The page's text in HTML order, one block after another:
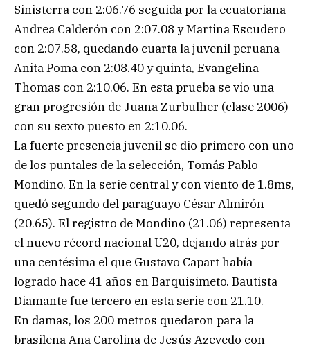
Sinisterra con 2:06.76 seguida por la ecuatoriana
Andrea Calderón con 2:07.08 y Martina Escudero
con 2:07.58, quedando cuarta la juvenil peruana
Anita Poma con 2:08.40 y quinta, Evangelina
Thomas con 2:10.06. En esta prueba se vio una
gran progresión de Juana Zurbulher (clase 2006)
con su sexto puesto en 2:10.06.
La fuerte presencia juvenil se dio primero con uno
de los puntales de la selección, Tomás Pablo
Mondino. En la serie central y con viento de 1.8ms,
quedó segundo del paraguayo César Almirón
(20.65). El registro de Mondino (21.06) representa
el nuevo récord nacional U20, dejando atrás por
una centésima el que Gustavo Capart había
logrado hace 41 años en Barquisimeto. Bautista
Diamante fue tercero en esta serie con 21.10.
En damas, los 200 metros quedaron para la
brasileña Ana Carolina de Jesús Azevedo con